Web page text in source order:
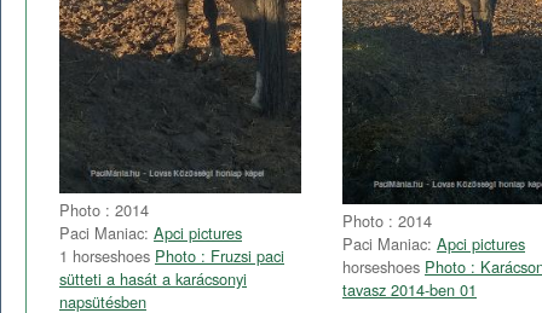
Photo : 2014
Paci Maniac: Apci pictures
1 horseshoes Photo : Fruzsi paci
sütteti a hasát a karácsonyi
napsütésben
Photo : 2014
Paci Maniac: Apci pictures
horseshoes Photo :
tavasz 2014-ben 01